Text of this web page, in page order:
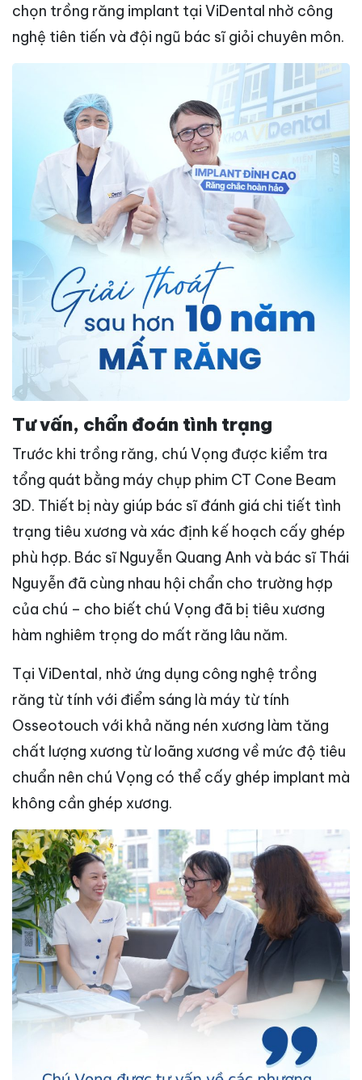
chọn trồng răng implant tại ViDental nhờ công
nghệ tiên tiến và đội ngũ bác sĩ giỏi chuyên môn.
Tư vấn, chẩn đoán tình trạng
Trước khi trồng răng, chú Vọng được kiểm tra
tổng quát bằng máy chụp phim CT Cone Beam
3D. Thiết bị này giúp bác sĩ đánh giá chi tiết tình
trạng tiêu xương và xác định kế hoạch cấy ghép
phù hợp. Bác sĩ Nguyễn Quang Anh và bác sĩ Thái
Nguyễn đã cùng nhau hội chẩn cho trường hợp
của chú – cho biết chú Vọng đã bị tiêu xương
hàm nghiêm trọng do mất răng lâu năm.
Tại ViDental, nhờ ứng dụng công nghệ trồng
răng từ tính với điểm sáng là máy từ tính
Osseotouch với khả năng nén xương làm tăng
chất lượng xương từ loãng xương về mức độ tiêu
chuẩn nên chú Vọng có thể cấy ghép implant mà
không cần ghép xương.